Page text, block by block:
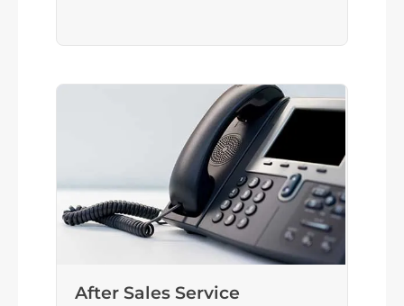
After Sales Service